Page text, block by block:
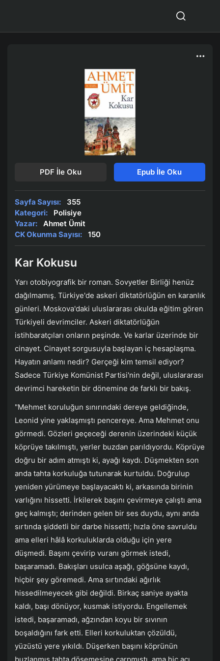
PDF İle Oku Epub İle Oku
Sayfa Sayısı:
355
Kategori:
Polisiye
Yazar:
Ahmet Ümit
CK Okunma Sayısı:
150
Kar Kokusu
Yarı otobiyografik bir roman. Sovyetler Birliği henüz
dağılmamış. Türkiye'de askeri diktatörlüğün en karanlık
günleri. Moskova'daki uluslararası okulda eğitim gören
Türkiyeli devrimciler. Askeri diktatörlüğün
istihbaratçıları onların peşinde. Ve karlar üzerinde bir
cinayet. Cinayet sorgusuyla başlayan iç hesaplaşma.
Hayatın anlamı nedir? Gerçeği kim temsil ediyor?
Sadece Türkiye Komünist Partisi'nin değil, uluslararası
devrimci hareketin bir dönemine de farklı bir bakış.
"Mehmet koruluğun sınırındaki dereye geldiğinde,
Leonid yine yaklaşmıştı pencereye. Ama Mehmet onu
görmedi. Gözleri geçeceği derenin üzerindeki küçük
köprüye takılmıştı, yerler buzdan parıldıyordu. Köprüye
doğru bir adım atmıştı ki, ayağı kaydı. Düşmekten son
anda tahta korkuluğa tutunarak kurtuldu. Doğrulup
yeniden yürümeye başlayacaktı ki, arkasında birinin
varlığını hissetti. İrkilerek başını çevirmeye çalıştı ama
geç kalmıştı; derinden gelen bir ses duydu, aynı anda
sırtında şiddetli bir darbe hissetti; hızla öne savruldu
ama elleri hâlâ korkuluklarda olduğu için yere
düşmedi. Başını çevirip vuranı görmek istedi,
başaramadı. Bakışları usulca aşağı, göğsüne kaydı,
hiçbir şey göremedi. Ama sırtındaki ağırlık
hissedilmeyecek gibi değildi. Birkaç saniye ayakta
kaldı, başı dönüyor, kusmak istiyordu. Engellemek
istedi, başaramadı, ağzından koyu bir sıvının
boşaldığını fark etti. Elleri korkuluktan çözüldü,
yüzüstü yere yıkıldı. Düşerken başını köprünün